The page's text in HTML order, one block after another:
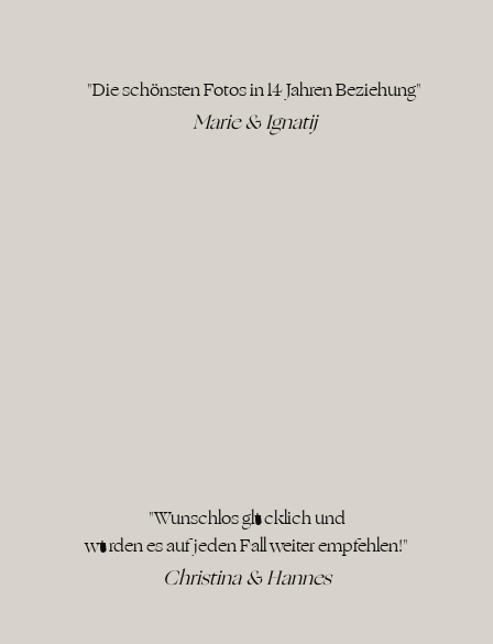
"Die schönsten Fotos in 14 Jahren Beziehung"
Marie & Ignatij
"Wunschlos glücklich und
würden es auf jeden Fall weiter empfehlen!"
Christina & Hannes